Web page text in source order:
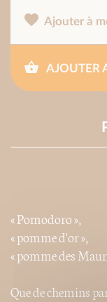
Ajouter à
AJOUTER
« Pomodoro »,
« pomme d'or »,
« pomme des
Que de chemins